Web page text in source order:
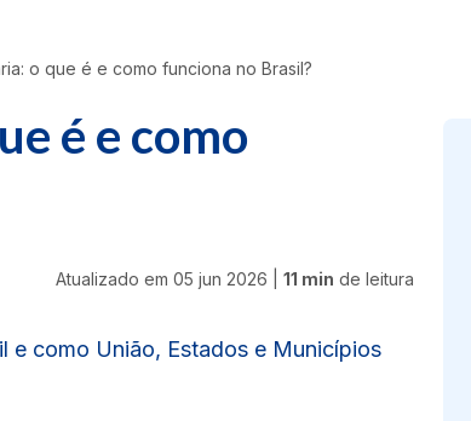
o que é e como funciona no Brasil?
é e como
Atualizado em 05 jun 2026 11 min de leitura
e como União, Estados e Municípios